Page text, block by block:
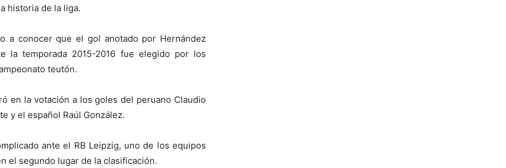
historia de la liga.
a conocer que el gol anotado por Hernández
la temporada 2015-2016 fue elegido por los
teutón.
en la votación a los goles del peruano Claudio
y el español Raúl González.
ante el RB Leipzig, uno de los equipos
el segundo lugar de la clasificación.